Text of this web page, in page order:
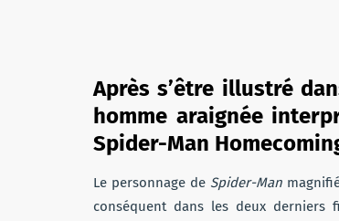
Après s’être illustré
homme araignée
Spider-Man
Le personnage de Spider-Man
conséquent dans les deux derniers